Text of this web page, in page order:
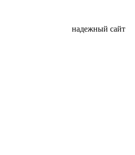
надежный сайт